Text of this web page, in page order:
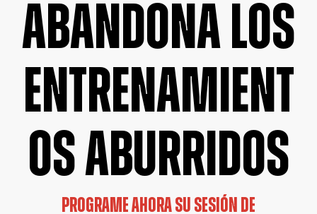
ABANDONA LOS
ENTRENAMIENT
OS ABURRIDOS
PROGRAME AHORA SU SESIÓN DE